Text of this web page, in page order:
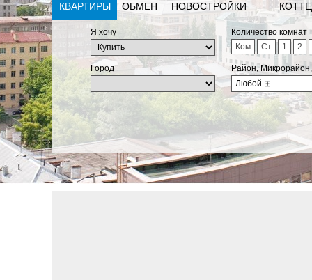
КВАРТИРЫ ОБМЕН НОВОСТРОЙКИ
Я хочу
Количество комнат
Ком
Ст 1 2
Город
Район,
Любой ⊞